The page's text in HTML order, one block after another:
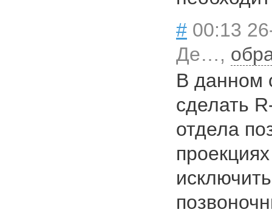
# 00:13
Де…,
В данном
сделать
отдела